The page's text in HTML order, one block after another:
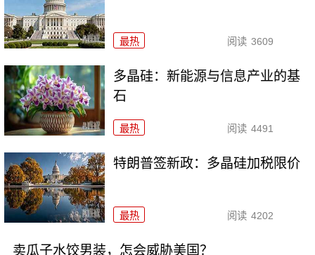
最热 阅读 3609
多晶硅：新能源与信息产业的基
石
最热 阅读 4491
特朗普签新政：多晶硅加税限价
最热 阅读 4202
卖瓜子水饺男装，怎会威胁美国？